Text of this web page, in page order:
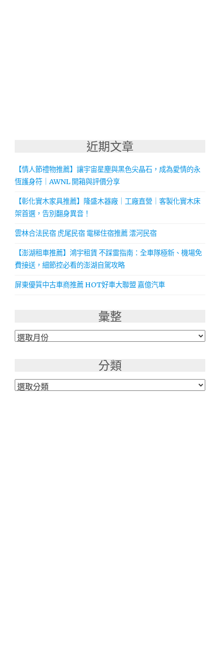
近期文章
【情人節禮物推薦】讓宇宙星塵與黑色尖晶石，成為愛情的永
恆護身符｜AWNL 開箱與評價分享
【彰化實木家具推薦】隆盛木器廠｜工廠直營｜客製化實木床
架首選，告別翻身異音！
雲林合法民宿 虎尾民宿 電梯住宿推薦 澐河民宿
【澎湖租車推薦】鴻宇租賃 不踩雷指南：全車隊極新、機場免
費接送，細節控必看的澎湖自駕攻略
屏東優質中古車商推薦 HOT好車大聯盟 嘉億汽車
彙整
彙
分類
分